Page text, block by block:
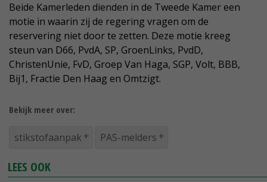
Beide Kamerleden dienden in de Tweede Kamer een
motie in waarin zij de regering vragen om de
reservering niet door te zetten. Deze motie kreeg
steun van D66, PvdA, SP, GroenLinks, PvdD,
ChristenUnie, FvD, Groep Van Haga, SGP, Volt, BBB,
Bij1, Fractie Den Haag en Omtzigt.
Bekijk meer over:
stikstofaanpak PAS-melders
LEES OOK